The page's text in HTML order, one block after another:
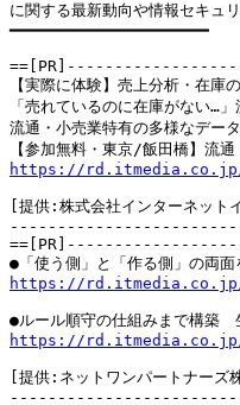
に関する最新動向や情報セキュ
━━━━━━━━━━━━━━━━━━━━━
【実際に体験】売上分析・在庫
「売れているのに在庫がない…
流通・小売業特有の多様なデー
https://rd.itmedia.co.jp/
[提供:株式会社インターネット
https://
https://
[提供:ネットワンパートナーズ